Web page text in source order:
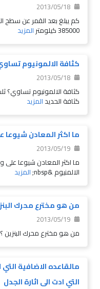
2013/05/18
385000 كيلومتر المزيد
كثافة الالمونيوم
2013/05/18
كثافة الالمونيوم تساوي؟
كثافة الحديد المزيد
ما اكثر المعادن
2013/05/19
ما اكثر المعادن شيوعا على
الالمنيوم &nbsp; المزيد
من هو مخترع محرك
2013/05/19
من هو مخترع محرك البنزين
مالقاعده الاضافية
التي ادت الى اثارة الجدل